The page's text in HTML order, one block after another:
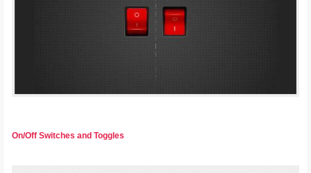
On/Off Switches and Toggles